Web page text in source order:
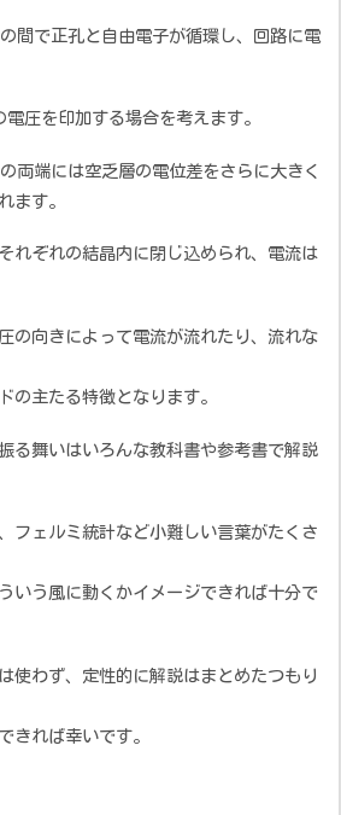
間で正孔と自由電子が循環し、回路に電
圧を印加する場合を考えます。
両端には空乏層の電位差をさらに大きく
ます。
れぞれの結晶内に閉じ込められ、電流は
の向きによって電流が流れたり、流れな
の主たる特徴となります。
る舞いはいろんな教科書や参考書で解説
フェルミ統計など小難しい言葉がたくさ
いう風に動くかイメージできれば十分で
使わず、定性的に解説はまとめたつもり
きれば幸いです。